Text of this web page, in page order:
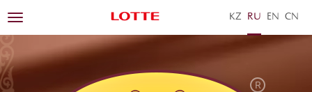
KZ RU EN ZH
Toggle
navigation